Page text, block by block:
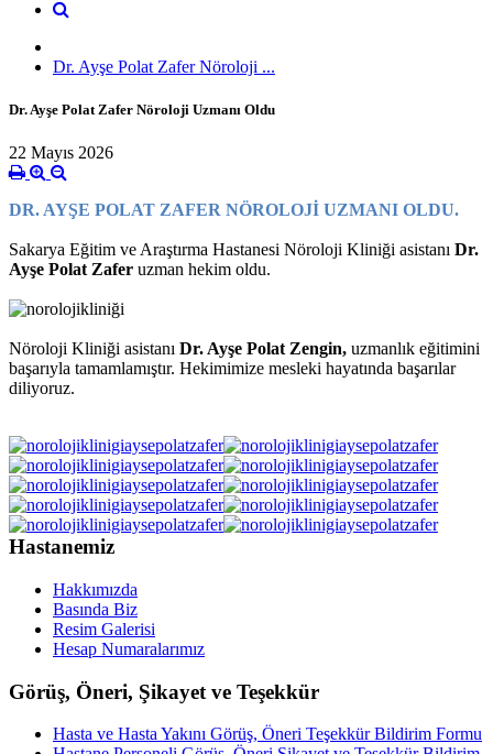
Dr. Ayşe Polat Zafer Nöroloji ...
Dr. Ayşe Polat Zafer Nöroloji Uzmanı Oldu
22 Mayıs 2026
DR. AYŞE POLAT ZAFER NÖROLOJİ UZMANI OLDU.
Sakarya Eğitim ve Araştırma Hastanesi Nöroloji Kliniği asistanı Dr.
Ayşe Polat Zafer uzman hekim oldu.
Nöroloji Kliniği asistanı Dr. Ayşe Polat Zengin, uzmanlık eğitimini
başarıyla tamamlamıştır. Hekimimize mesleki hayatında başarılar
diliyoruz.
Hastanemiz
Hakkımızda
Basında Biz
Resim Galerisi
Hesap Numaralarımız
Görüş, Öneri, Şikayet ve Teşekkür
Hasta ve Hasta Yakını Görüş, Öneri Teşekkür Bildirim Formu